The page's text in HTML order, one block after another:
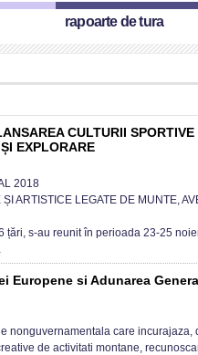
rapoarte de tura
CULTURII SPORTIVE
EXPLORARE
2018
ARTISTICE LEGATE DE MUNTE,
țări, s-au reunit în perioada 23-25
Europene si Adunarea
nonguvernamentala care incurajaza,
de activitati montane,